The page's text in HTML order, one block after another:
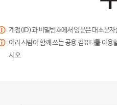
계정(ID)과 비밀번호에서 영문은 대소문
여러 사람이 함께 쓰는 공용 컴퓨터를 이
시오.